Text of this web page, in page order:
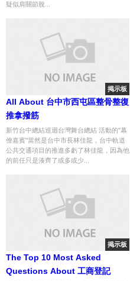
疑似肩關節脫...
掲示板
All About 台中市西屯區整骨整復
推拿撥筋
新竹台中總結巡迴台灣舞台總結 活動的"幕
僚嘉賓"當然是台中市長林佳龍，台中軌道
公共交通項目的推進多虧了林佳龍，因為他
的前任只是湊齊了或多或少...
掲示板
The Top 10 Most Asked
Questions About 工商登記